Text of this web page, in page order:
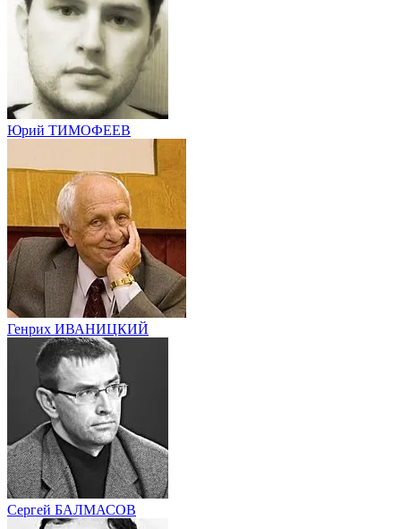
Юрий ТИМОФЕЕВ
Генрих ИВАНИЦКИЙ
Сергей БАЛМАСОВ